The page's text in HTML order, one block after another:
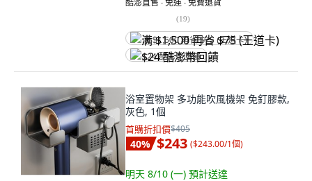
酷澎直售 ∙ 免運 ∙ 免費退貨
(19)
满 $1,500 再省 $75 (王道卡)
$24 酷澎幣回饋
浴室置物架 多功能吹風機架 免釘膠款,
灰色, 1個
首購折扣價$405
40% $243 ($243.00/1個)
明天 8/10 (一) 預計送達